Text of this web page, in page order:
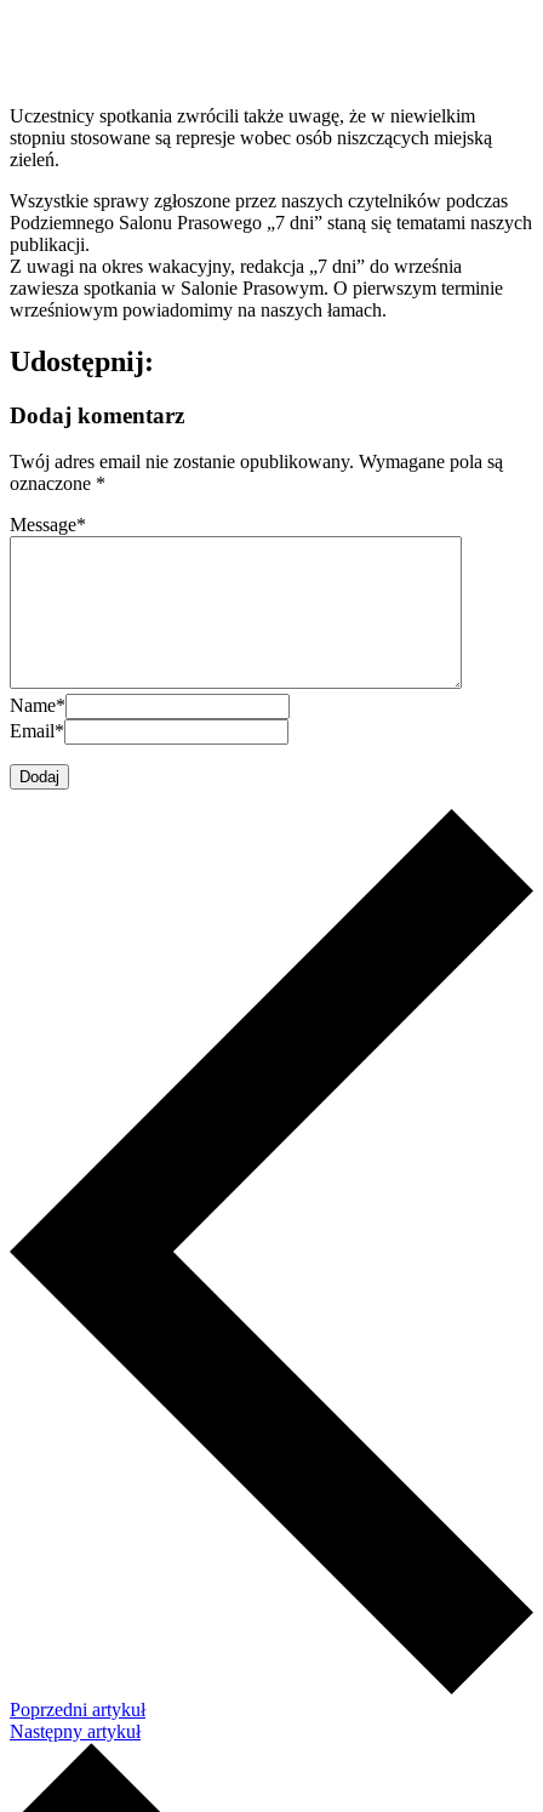
Uczestnicy spotkania zwrócili także uwagę, że w niewielkim
stopniu stosowane są represje wobec osób niszczących miejską
zieleń.
Wszystkie sprawy zgłoszone przez naszych czytelników podczas
Podziemnego Salonu Prasowego „7 dni” staną się tematami naszych
publikacji.
Z uwagi na okres wakacyjny, redakcja „7 dni” do września
zawiesza spotkania w Salonie Prasowym. O pierwszym terminie
wrześniowym powiadomimy na naszych łamach.
Udostępnij:
Dodaj komentarz
Twój adres email nie zostanie opublikowany. Wymagane pola są
oznaczone *
Message*
Name*
Email*
Poprzedni artykuł
Następny artykuł